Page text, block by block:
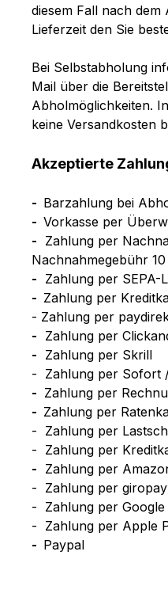
diesem Fall nach
Lieferzeit den Sie
Bei Selbstabholung
Mail über die
Abholmöglichkeiten.
keine Versandkosten
Akzeptierte
- Barzahlung bei
- Vorkasse per
- Zahlung per
Nachnahmegebühr
- Zahlung per SEPA-
- Zahlung per
- Zahlung per
- Zahlung per
- Zahlung per Skrill
- Zahlung per Sofort
- Zahlung per
- Zahlung per
- Zahlung per
- Zahlung per
- Zahlung per
- Zahlung per giropay
- Zahlung per Google
- Zahlung per Apple
- Paypal